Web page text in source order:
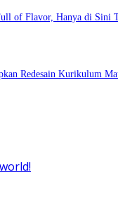
of Flavor, Hanya di Sini
Redesain Kurikulum